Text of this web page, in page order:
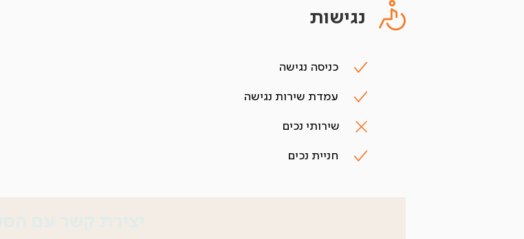
נגישות
כניסה נגישה
עמדת שירות נגישה
שירותי נכים
חניית נכים